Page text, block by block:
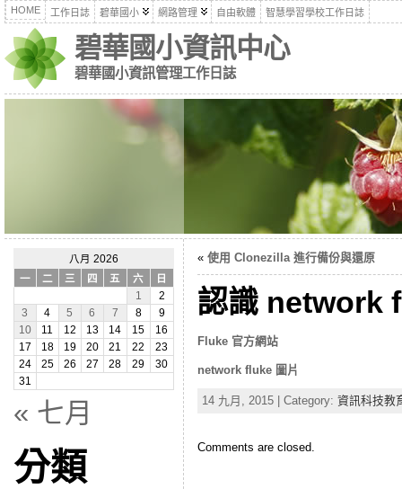
HOME 工作日誌 碧華國小 網路管理 自由軟體 智慧學習學校工作日誌
碧華國小資訊中心
碧華國小資訊管理工作日誌
八月 2026
一
二 三 四 五 六
日
1
2
3
4 5 6 7 8
9
10
11 12 13 14 15
16
17
18 19 20 21 22
23
24
25 26 27 28 29
30
31
« 七月
分類
« 使用 Clonezilla 進行備份與還原
認識 network
Fluke 官方網站
network fluke 圖片
14 九月, 2015 | Category: 資訊科技教
Comments are closed.